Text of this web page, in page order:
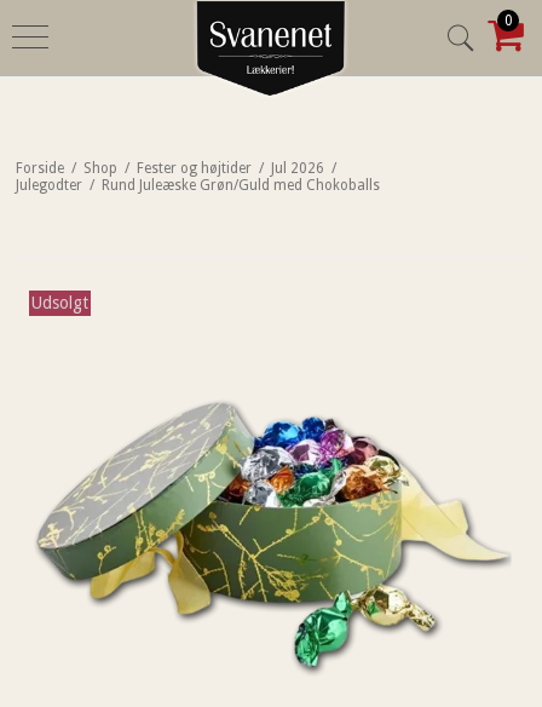
0
Forside / Shop / Fester og højtider / Jul 2026 /
Julegodter / Rund Juleæske Grøn/Guld med Chokoballs
Udsolgt